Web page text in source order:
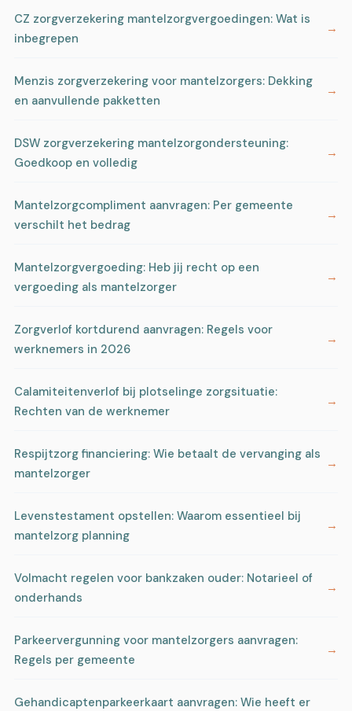
CZ zorgverzekering mantelzorgvergoedingen: Wat is
inbegrepen
Menzis zorgverzekering voor mantelzorgers: Dekking
en aanvullende pakketten
DSW zorgverzekering mantelzorgondersteuning:
Goedkoop en volledig
Mantelzorgcompliment aanvragen: Per gemeente
verschilt het bedrag
Mantelzorgvergoeding: Heb jij recht op een
vergoeding als mantelzorger
Zorgverlof kortdurend aanvragen: Regels voor
werknemers in 2026
Calamiteitenverlof bij plotselinge zorgsituatie:
Rechten van de werknemer
Respijtzorg financiering: Wie betaalt de vervanging als
mantelzorger
Levenstestament opstellen: Waarom essentieel bij
mantelzorg planning
Volmacht regelen voor bankzaken ouder: Notarieel of
onderhands
Parkeervergunning voor mantelzorgers aanvragen:
Regels per gemeente
Gehandicaptenparkeerkaart aanvragen: Wie heeft er